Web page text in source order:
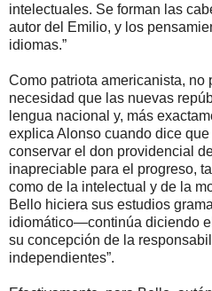
intelectuales. Se forman las
autor del Emilio, y los
idiomas.”
Como patriota americanista, no
necesidad que las nuevas
lengua nacional y, más
explica Alonso cuando dice
conservar el don providencial
inapreciable para el progreso,
como de la intelectual y de la
Bello hiciera sus estudios
idiomático—continúa diciendo
su concepción de la
independientes”.